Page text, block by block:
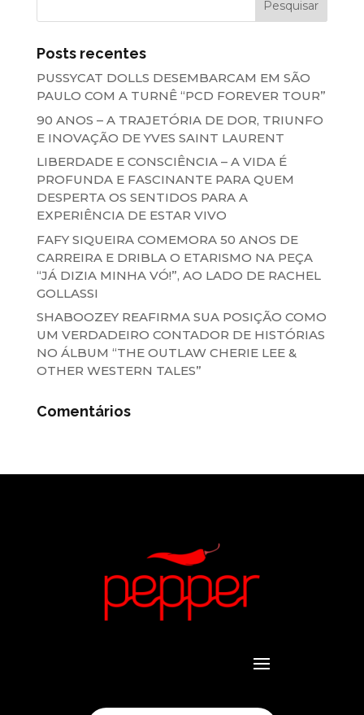
Posts recentes
PUSSYCAT DOLLS DESEMBARCAM EM SÃO
PAULO COM A TURNÊ “PCD FOREVER TOUR”
90 ANOS – A TRAJETÓRIA DE DOR, TRIUNFO
E INOVAÇÃO DE YVES SAINT LAURENT
LIBERDADE E CONSCIÊNCIA – A VIDA É
PROFUNDA E FASCINANTE PARA QUEM
DESPERTA OS SENTIDOS PARA A
EXPERIÊNCIA DE ESTAR VIVO
FAFY SIQUEIRA COMEMORA 50 ANOS DE
CARREIRA E DRIBLA O ETARISMO NA PEÇA
“JÁ DIZIA MINHA VÓ!”, AO LADO DE RACHEL
GOLLASSI
SHABOOZEY REAFIRMA SUA POSIÇÃO COMO
UM VERDADEIRO CONTADOR DE HISTÓRIAS
NO ÁLBUM “THE OUTLAW CHERIE LEE &
OTHER WESTERN TALES”
Comentários